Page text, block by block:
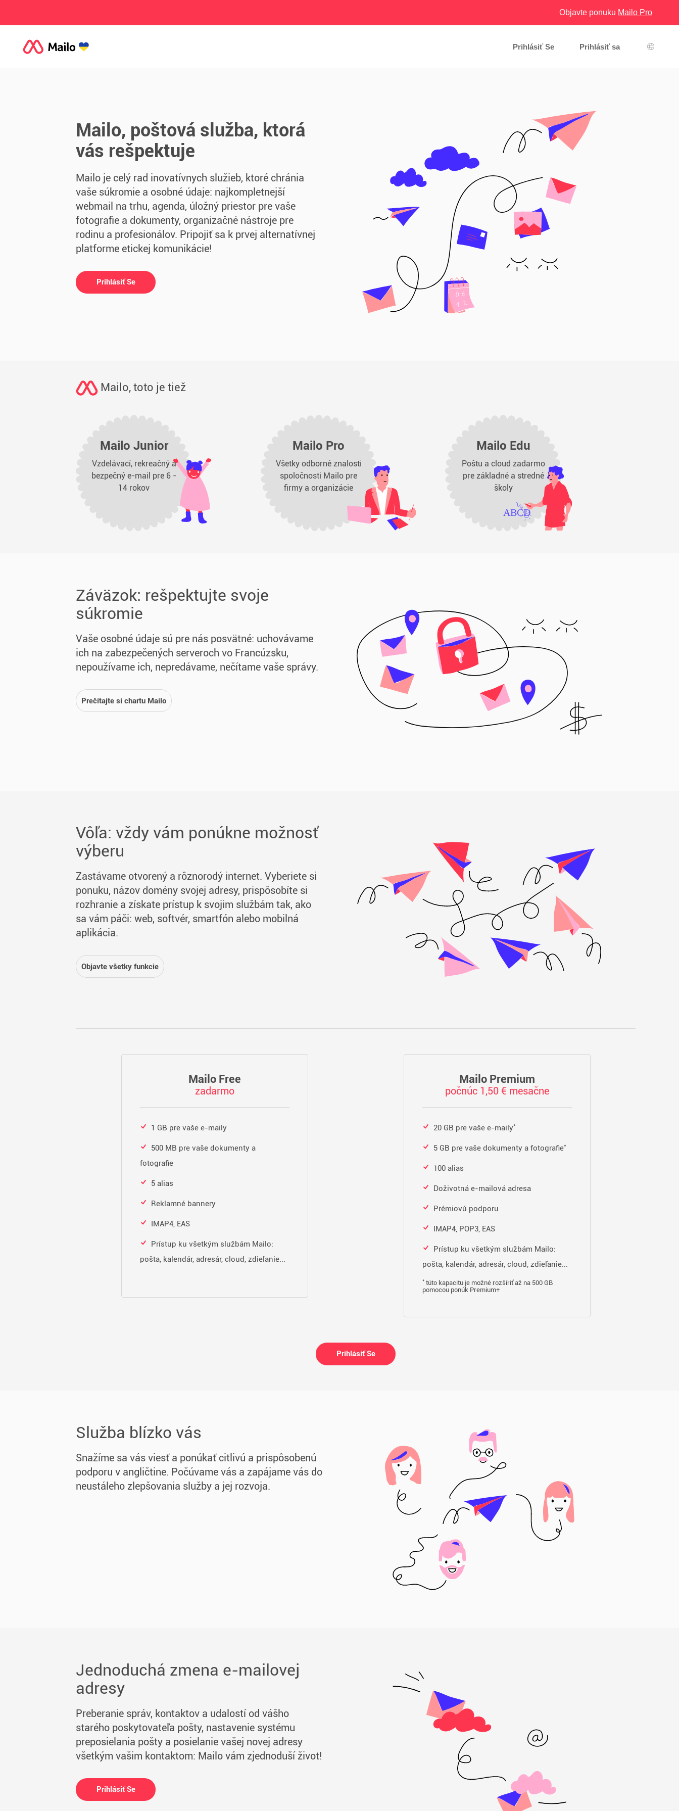
Objavte ponuku Mailo Pro
Prihlásiť Se Prihlásiť sa
Výber
Mailo, poštová služba, ktorá
vás rešpektuje
Mailo je celý rad inovatívnych služieb, ktoré chránia
vaše súkromie a osobné údaje: najkompletnejší
webmail na trhu, agenda, úložný priestor pre vaše
fotografie a dokumenty, organizačné nástroje pre
rodinu a profesionálov. Pripojiť sa k prvej alternatívnej
platforme etickej komunikácie!
Prihlásiť Se
Mailo, toto je tiež
Mailo Junior
Vzdelávací, rekreačný a
bezpečný e-mail pre 6 -
14 rokov
Mailo Pro
Všetky odborné znalosti
spoločnosti Mailo pre
firmy a organizácie
Mailo Edu
Poštu a cloud zadarmo
pre základné a stredné
školy
Záväzok: rešpektujte svoje
súkromie
Vaše osobné údaje sú pre nás posvätné: uchovávame
ich na zabezpečených serveroch vo Francúzsku,
nepoužívame ich, nepredávame, nečítame vaše správy.
Prečítajte si chartu Mailo
Vôľa: vždy vám ponúkne možnosť
výberu
Zastávame otvorený a rôznorodý internet. Vyberiete si
ponuku, názov domény svojej adresy, prispôsobíte si
rozhranie a získate prístup k svojim službám tak, ako
sa vám páči: web, softvér, smartfón alebo mobilná
aplikácia.
Objavte všetky funkcie
Mailo Free
zadarmo
1 GB pre vaše e-maily
500 MB pre vaše dokumenty a
fotografie
5 alias
Reklamné bannery
IMAP4, EAS
Prístup ku všetkým službám Mailo:
pošta, kalendár, adresár, cloud, zdieľanie...
Mailo Premium
počnúc 1,50 € mesačne
20 GB pre vaše e-maily*
5 GB pre vaše dokumenty a fotografie*
100 alias
Doživotná e-mailová adresa
Prémiovú podporu
IMAP4, POP3, EAS
Prístup ku všetkým službám Mailo:
pošta, kalendár, adresár, cloud, zdieľanie...
*túto kapacitu je možné rozšíriť až na 500 GB
pomocou ponúk Premium+
Prihlásiť Se
Služba blízko vás
Snažíme sa vás viesť a ponúkať citlivú a prispôsobenú
podporu v angličtine. Počúvame vás a zapájame vás do
neustáleho zlepšovania služby a jej rozvoja.
Jednoduchá zmena e-mailovej
adresy
Preberanie správ, kontaktov a udalostí od vášho
starého poskytovateľa pošty, nastavenie systému
preposielania pošty a posielanie vašej novej adresy
všetkým vašim kontaktom: Mailo vám zjednoduší život!
Prihlásiť Se